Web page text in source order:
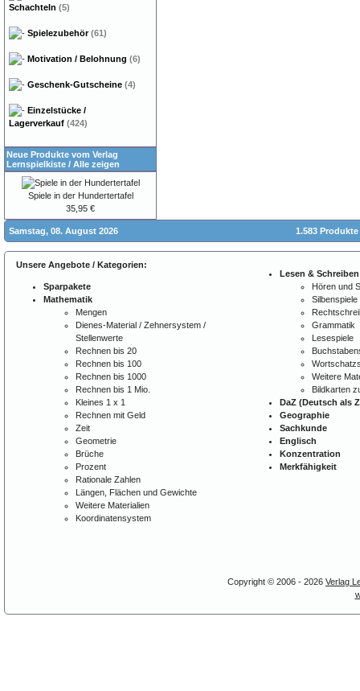
Schachteln (5)
Spielezubehör(61)
Motivation / Belohnung (6)
Geschenk-Gutscheine (4)
Einzelstücke /
Lagerverkauf (424)
Neue Produkte vom Verlag
Lernspielkiste / Alle zeigen
Spiele in der Hundertertafel
35,95 €
Samstag, 08. August 2026 1.583
Unsere Angebote / Kategorien:
Sparpakete
Mathematik
Mengen
Dienes-Material / Zehnersystem /
Stellenwerte
Rechnen bis 20
Rechnen bis 100
Rechnen bis 1000
Rechnen bis 1 Mio.
Kleines 1 x 1
Rechnen mit Geld
Zeit
Geometrie
Brüche
Prozent
Rationale Zahlen
Längen, Flächen und Gewichte
Weitere Materialien
Koordinatensystem
Lesen & Schreiben
Hören und
Silbenspiele
Grammatik
Lesespiele
Weitere
Bildkarten
DaZ (Deutsch als
Geographie
Sachkunde
Englisch
Konzentration
Merkfähigkeit
Copyright © 2006 - 2026 Verlag